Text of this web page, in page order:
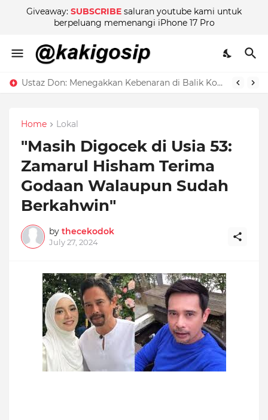
Giveaway: SUBSCRIBE saluran youtube kami untuk
berpeluang memenangi iPhone 17 Pro
Ustaz Don: Menegakkan Kebenaran di Balik Kontroversi
"Dah Habis Makan Baru Teringat Nak Ambil Gambar!" — Rahsia Besar Amy Mastura Kekal Bersih Tanpa Calit Kontroversi!
Home Lokal
"Masih Digocek di Usia 53:
Zamarul Hisham Terima
Godaan Walaupun Sudah
Berkahwin"
by thecekodok
July 27, 2024